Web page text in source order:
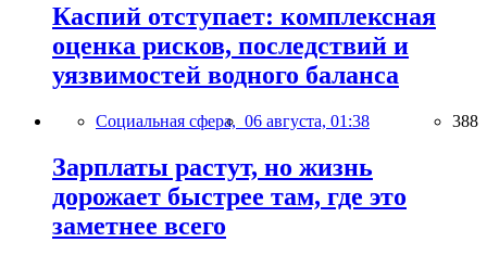
Каспий отступает: комплексная
оценка рисков, последствий и
уязвимостей водного баланса
Социальная сфера, 06 августа, 01:38 388
Зарплаты растут, но жизнь
дорожает быстрее там, где это
заметнее всего